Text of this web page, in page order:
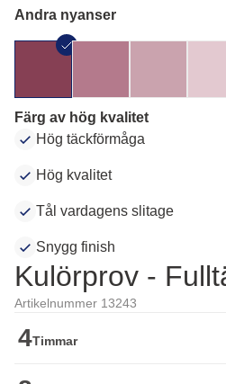
Andra nyanser
Färg av hög kvalitet
Hög täckförmåga
Hög kvalitet
Tål vardagens slitage
Snygg finish
Kulörprov -
Artikelnummer 13243
4Timmar